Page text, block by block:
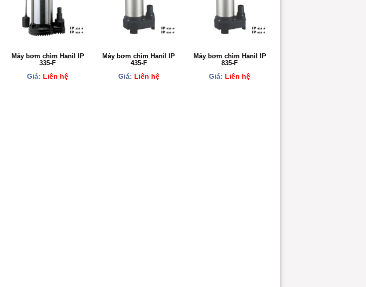
Máy bơm chìm Hanil IP
335-F
Giá: Liên hệ
Máy bơm chìm Hanil IP
435-F
Giá: Liên hệ
Máy bơm chìm Hanil IP
835-F
Giá: Liên hệ